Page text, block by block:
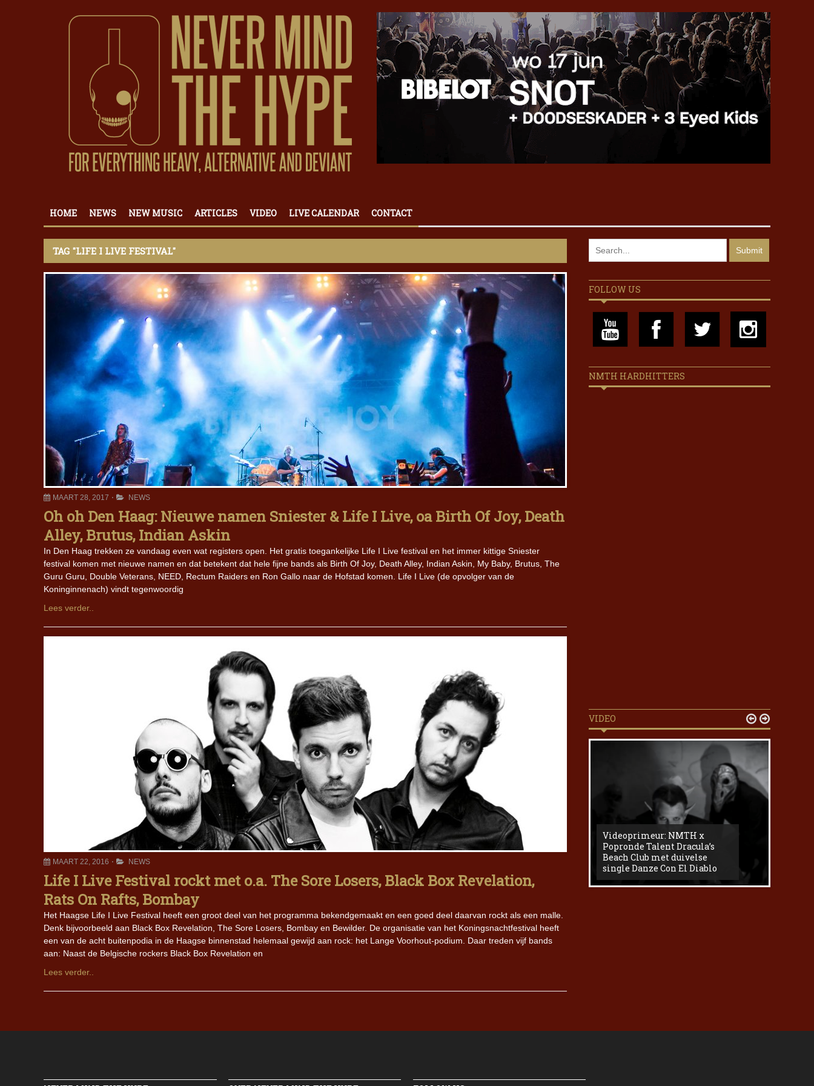
HOME NEWS NEW MUSIC ARTICLES VIDEO LIVE CALENDAR CONTACT
TAG "LIFE I LIVE FESTIVAL"
MAART 28, 2017 NEWS
Oh oh Den Haag: Nieuwe namen Sniester & Life I Live, oa Birth Of Joy, Death
Alley, Brutus, Indian Askin
In Den Haag trekken ze vandaag even wat registers open. Het gratis toegankelijke Life I Live festival en het immer kittige Sniester
festival komen met nieuwe namen en dat betekent dat hele fijne bands als Birth Of Joy, Death Alley, Indian Askin, My Baby, Brutus, The
Guru Guru, Double Veterans, NEED, Rectum Raiders en Ron Gallo naar de Hofstad komen. Life I Live (de opvolger van de
Koninginnenach) vindt tegenwoordig
Lees verder..
MAART 22, 2016 NEWS
Life I Live Festival rockt met o.a. The Sore Losers, Black Box Revelation,
Rats On Rafts, Bombay
Het Haagse Life I Live Festival heeft een groot deel van het programma bekendgemaakt en een goed deel daarvan rockt als een malle.
Denk bijvoorbeeld aan Black Box Revelation, The Sore Losers, Bombay en Bewilder. De organisatie van het Koningsnachtfestival heeft
een van de acht buitenpodia in de Haagse binnenstad helemaal gewijd aan rock: het Lange Voorhout-podium. Daar treden vijf bands
aan: Naast de Belgische rockers Black Box Revelation en
Lees verder..
FOLLOW US
NMTH HARDHITTERS
VIDEO
Iron Jinn doopt vers epos The
Videoprimeur: NMTH x
Popronde Talent Dracula’s
Beach Club met duivelse
single Danze Con El Diablo
 